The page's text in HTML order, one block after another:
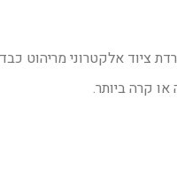
אלקטרוני מריהוט
קרה ביותר.